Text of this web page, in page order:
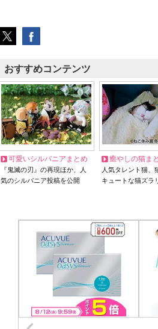
おすすめコンテンツ
可愛いシルバニアまとめ
『鬼滅の刃』の再現ほか、人
気のシルバニア投稿を公開
癒やしの猫ま
人気タレント猫
キュートな猫ズラ